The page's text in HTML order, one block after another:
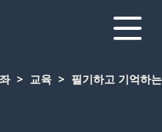
교육 필기하고 기억하